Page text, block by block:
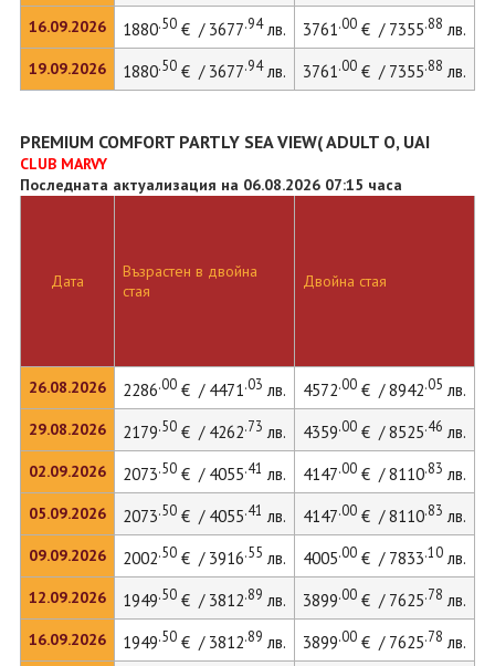
16.09.2026
19.09.2026
1880.50€ / 3677.94лв. 3761.00€ / 7355.88 лв.
1880.50€ / 3677.94лв. 3761.00€ / 7355.88 лв.
PREMIUM COMFORT PARTLY SEA VIEW( ADULT O, UAI
CLUB MARVY
Последната актуализация на 06.08.2026 07:15 часа
Дата
26.08.2026
29.08.2026
02.09.2026
05.09.2026
09.09.2026
12.09.2026
16.09.2026
Възрастен в двойна
стая
Двойна стая
2286.00€ / 4471.03 лв. 4572.00€ / 8942.05 лв.
2179.50€ / 4262.73 лв. 4359.00€ / 8525.46 лв.
2073.50€ / 4055.41 лв. 4147.00€ / 8110.83 лв.
2073.50€ / 4055.41 лв. 4147.00€ / 8110.83 лв.
2002.50€ / 3916.55 лв. 4005.00€ / 7833.10лв.
1949.50€ / 3812.89 лв. 3899.00€ / 7625.78 лв.
1949.50€ / 3812.89 лв. 3899.00€ / 7625.78 лв.